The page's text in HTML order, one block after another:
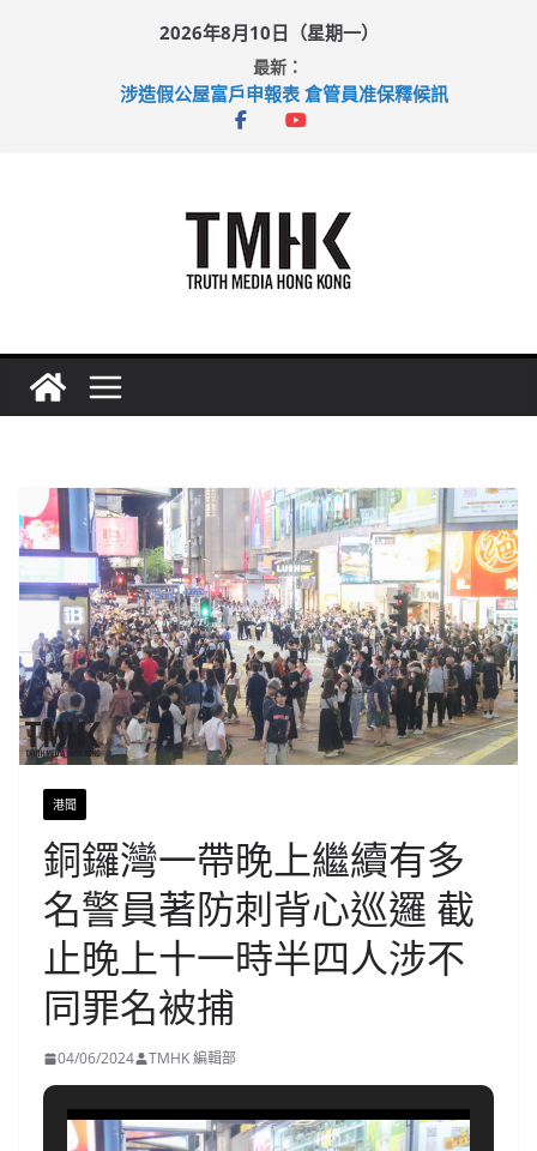
2026年8月10日（星期一）
最新：
涉造假公屋富戶申報表 倉管員准保釋候訊
港聞
銅鑼灣一帶晚上繼續有多
名警員著防刺背心巡邏 截
止晚上十一時半四人涉不
同罪名被捕
04/06/2024 TMHK 編輯部